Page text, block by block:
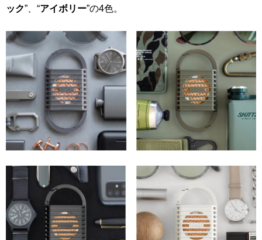
ック”、“アイボリー”の4色。